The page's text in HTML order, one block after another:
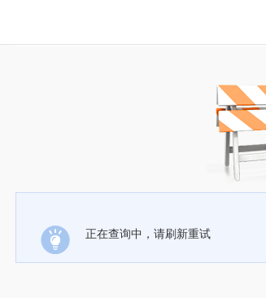
正在查询中，请刷新重试